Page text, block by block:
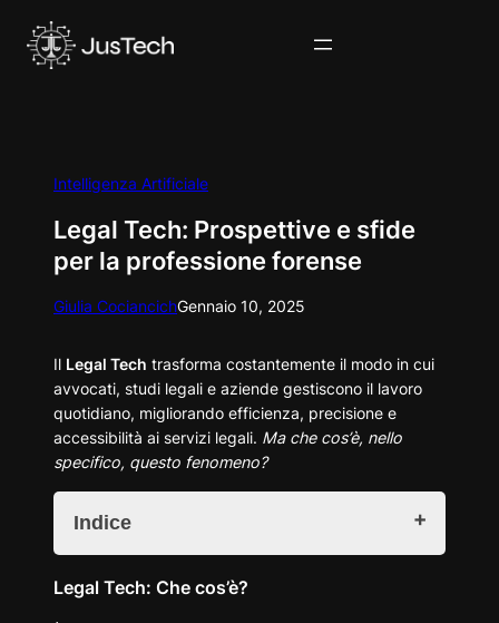
contenuto
Intelligenza Artificiale
Legal Tech: Prospettive e sfide
per la professione forense
Giulia CociancichGennaio 10, 2025
Il Legal Tech trasforma costantemente il modo in cui
avvocati, studi legali e aziende gestiscono il lavoro
quotidiano, migliorando efficienza, precisione e
accessibilità ai servizi legali. Ma che cos’è, nello
specifico, questo fenomeno?
Indice
Legal Tech: Che cos'è?
Legal Tech: Che cos’è?